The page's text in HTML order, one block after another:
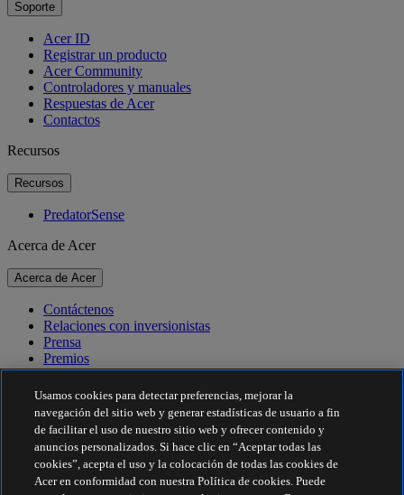
Soporte
Acer ID
Registrar un producto
Acer Community
Controladores y manuales
Respuestas de Acer
Contactos
Recursos
Recursos
PredatorSense
Acerca de Acer
Acerca de Acer
Contáctenos
Relaciones con inversionistas
Prensa
Premios
Eventos
Sostenibilidad
Sostenibilidad
Responsabilidad social corporativa
Huella de carbono del producto
Usamos cookies para detectar preferencias, mejorar la
navegación del sitio web y generar estadísticas de usuario a fin
de facilitar el uso de nuestro sitio web y ofrecer contenido y
anuncios personalizados. Si hace clic en “Aceptar todas las
cookies”, acepta el uso y la colocación de todas las cookies de
Acer en conformidad con nuestra Política de cookies. Puede